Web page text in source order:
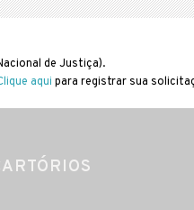
de Justiça).
aqui para registrar sua